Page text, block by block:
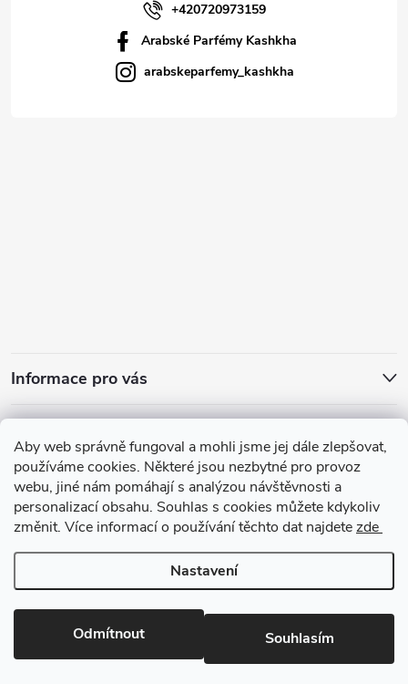
Aby web správně fungoval a mohli jsme jej dále zlepšovat,
používáme cookies. Některé jsou nezbytné pro provoz
webu, jiné nám pomáhají s analýzou návštěvnosti a
personalizací obsahu. Souhlas s cookies můžete kdykoliv
změnit. Více informací o používání těchto dat najdetezde
Nastavení
Odmítnout Souhlasím
+420720973159
Arabské Parfémy Kashkha
arabskeparfemy_kashkha
Informace pro vás
Zajímavosti ze světa vůní
Copyright 2026arabskeparfemy.com. Všechna práva vyhrazena.Upravit
nastavení cookies